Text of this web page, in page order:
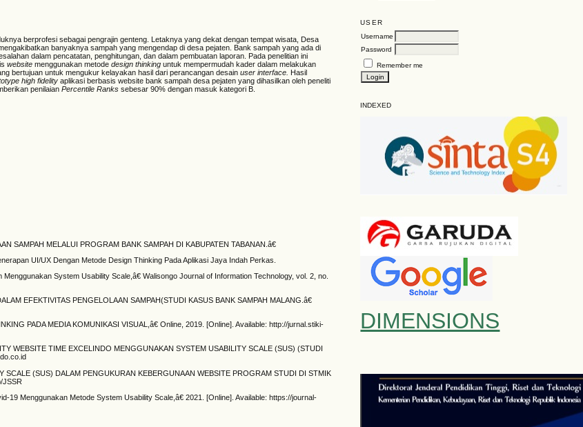
USER
Username
Password
Remember me
INDEXED
DIMENSIONS
berprofesi sebagai pengrajin genteng. Letaknya yang dekat dengan tempat wisata, Desa
banyaknya sampah yang mengendap di desa pejaten. Bank sampah yang ada di
dalam pencatatan, penghitungan, dan dalam pembuatan laporan. Pada penelitian ini
website menggunakan metodedesign thinkinguntuk mempermudah kader dalam melakukan
bertujuan untuk mengukur kelayakan hasil dari perancangan desainuser interface. Hasil
high fidelityaplikasi berbasis website bank sampah desa pejaten yang dihasilkan oleh peneliti
penilaianPercentile Ranks sebesar 90% dengan masuk kategori B.
SAMPAH MELALUI PROGRAM BANK SAMPAH DI KABUPATEN TABANAN.â€
UI/UX Dengan Metode Design Thinking Pada Aplikasi Jaya Indah Perkas.
System Usability Scale,â€ Walisongo Journal of Information Technology, vol. 2, no.
EFEKTIVITAS PENGELOLAAN SAMPAH(STUDI KASUS BANK SAMPAH MALANG.â€
PADA MEDIA KOMUNIKASI VISUAL,â€ Online, 2019. [Online]. Available: http://jurnal.stiki-
WEBSITE TIME EXCELINDO MENGGUNAKAN SYSTEM USABILITY SCALE (SUS) (STUDI
(SUS) DALAM PENGUKURAN KEBERGUNAAN WEBSITE PROGRAM STUDI DI STMIK
JSSR
19 Menggunakan Metode System Usability Scale,â€ 2021. [Online]. Available: https://journal-